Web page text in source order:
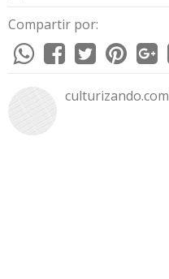
Compartir por:
culturizando.com